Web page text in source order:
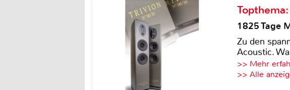
1825 Tage
Zu den
Acoustic.
>> Mehr
>> Alle